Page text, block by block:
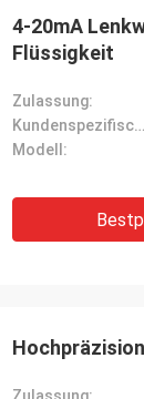
4-20mA
Flüssigkeit
Zulassung:
Kundenspezifische Unterstützung:
Modell: